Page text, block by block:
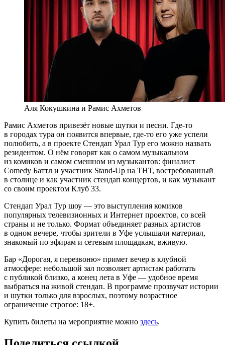
Аля Кокушкина и Рамис Ахметов
Рамис Ахметов привезёт новые шутки и песни. Где-то
в городах тура он появится впервые, где-то его уже успели
полюбить, а в проекте Стендап Урал Тур его можно назвать
резидентом. О нём говорят как о самом музыкальном
из комиков и самом смешном из музыкантов: финалист
Comedy Баттл и участник Stand-Up на ТНТ, востребованный
в столице и как участник стендап концертов, и как музыкант
со своим проектом Клуб 33.
Стендап Урал Тур шоу — это выступления комиков
популярных телевизионных и Интернет проектов, со всей
страны и не только. Формат объединяет разных артистов
в одном вечере, чтобы зрители в Уфе услышали материал,
знакомый по эфирам и сетевым площадкам, вживую.
Бар «Дорогая, я перезвоню» примет вечер в клубной
атмосфере: небольшой зал позволяет артистам работать
с публикой близко, а конец лета в Уфе — удобное время
выбраться на живой стендап. В программе прозвучат истории
и шутки только для взрослых, поэтому возрастное
ограничение строгое: 18+.
Купить билеты на мероприятие можно здесь.